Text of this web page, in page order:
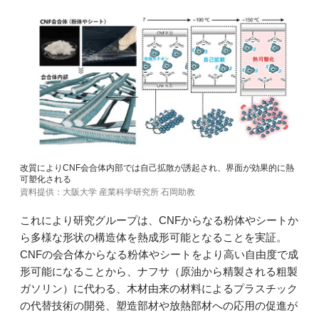
改質によりCNF会合体内部では自己拡散が誘起され、界面が効果的に熱
可塑化される
資料提供：大阪大学 産業科学研究所 石岡助教
これにより研究グループは、CNFからなる粉体やシートか
ら多様な形状の構造体を熱成形可能となることを実証。
CNFの会合体からなる粉体やシートをより高い自由度で成
形可能になることから、ナフサ（原油から精製される粗製
ガソリン）に代わる、木材由来の材料によるプラスチック
の代替技術の開発、塑造部材や放熱部材への応用の促進が